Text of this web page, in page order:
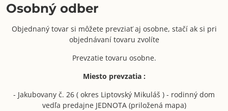
Osobný odber
Objednaný tovar si môžete prevziať aj osobne, stačí ak si pri
objednávaní tovaru zvolíte
Prevzatie tovaru osobne.
Miesto prevzatia :
- Jakubovany č. 26 ( okres Liptovský Mikuláš ) - rodinný dom
vedľa predajne JEDNOTA (priložená mapa)